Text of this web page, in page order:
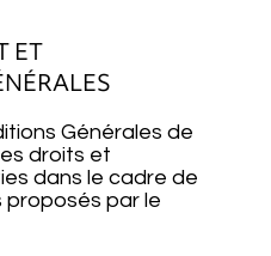
ET
Générales de
droits et
dans le cadre de
proposés par le